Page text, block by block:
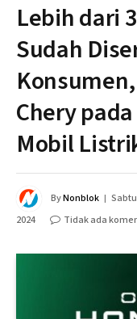
Lebih dari
Sudah
Chery
Mobil
ByNonblok
2024
Tidak ada